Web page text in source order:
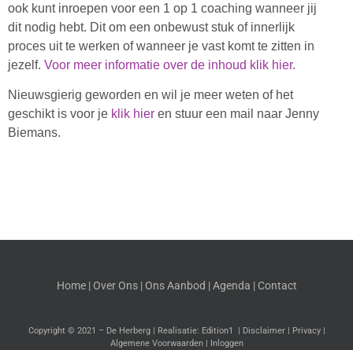
ook kunt inroepen voor een 1 op 1 coaching wanneer jij
dit nodig hebt. Dit om een onbewust stuk of innerlijk
proces uit te werken of wanneer je vast komt te zitten in
jezelf. Voor meer informatie over de inhoud klik hier.
Nieuwsgierig geworden en wil je meer weten of het
geschikt is voor je klik hier en stuur een mail naar Jenny
Biemans.
Home | Over Ons | Ons Aanbod |Agenda | Contact
Copyright © 2021 – De Herberg | Realisatie: Edition1 | Disclaimer| Privacy|
Algemene Voorwaarden| Inloggen